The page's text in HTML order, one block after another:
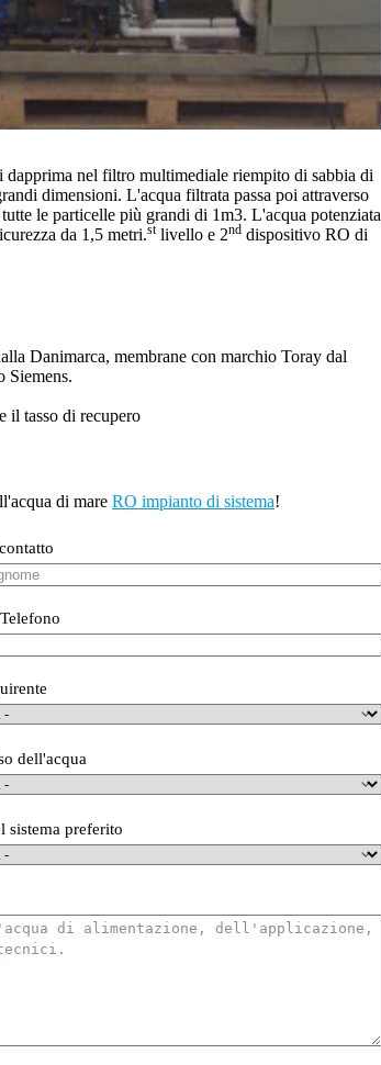
nel filtro multimediale riempito di sabbia di
dimensioni. L'acqua filtrata passa poi attraverso
le particelle più grandi di 1m3. L'acqua potenziata
da 1,5 metri.stlivello e 2nd dispositivo RO di
Danimarca, membrane con marchio Toray dal
Siemens.
il tasso di recupero
di mare RO impianto di sistema!
dell'acqua
sistema preferito